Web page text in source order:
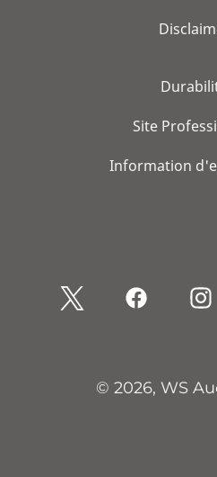
Site
Information
© 2026, WS